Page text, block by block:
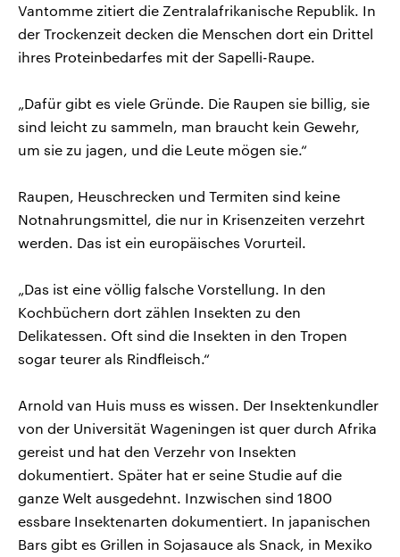
Vantomme zitiert die Zentralafrikanische Republik. In
der Trockenzeit decken die Menschen dort ein Drittel
ihres Proteinbedarfes mit der Sapelli-Raupe.
„Dafür gibt es viele Gründe. Die Raupen sie billig, sie
sind leicht zu sammeln, man braucht kein Gewehr,
um sie zu jagen, und die Leute mögen sie.“
Raupen, Heuschrecken und Termiten sind keine
Notnahrungsmittel, die nur in Krisenzeiten verzehrt
werden. Das ist ein europäisches Vorurteil.
„Das ist eine völlig falsche Vorstellung. In den
Kochbüchern dort zählen Insekten zu den
Delikatessen. Oft sind die Insekten in den Tropen
sogar teurer als Rindfleisch.“
Arnold van Huis muss es wissen. Der Insektenkundler
von der Universität Wageningen ist quer durch Afrika
gereist und hat den Verzehr von Insekten
dokumentiert. Später hat er seine Studie auf die
ganze Welt ausgedehnt. Inzwischen sind 1800
essbare Insektenarten dokumentiert. In japanischen
Bars gibt es Grillen in Sojasauce als Snack, in Mexiko